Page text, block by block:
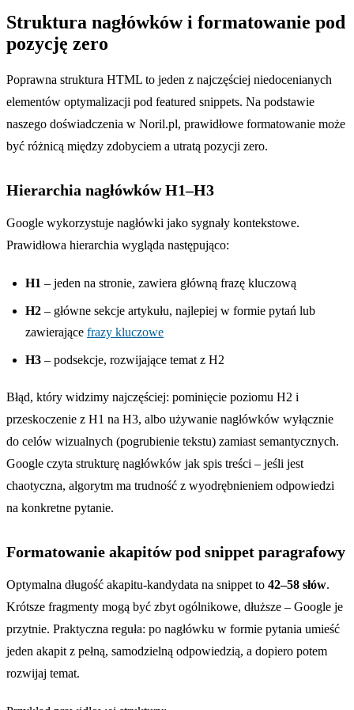
Struktura nagłówków i formatowanie pod
pozycję zero
Poprawna struktura HTML to jeden z najczęściej niedocenianych
elementów optymalizacji pod featured snippets. Na podstawie
naszego doświadczenia w Noril.pl, prawidłowe formatowanie może
być różnicą między zdobyciem a utratą pozycji zero.
Hierarchia nagłówków H1–H3
Google wykorzystuje nagłówki jako sygnały kontekstowe.
Prawidłowa hierarchia wygląda następująco:
H1 – jeden na stronie, zawiera główną frazę kluczową
H2 – główne sekcje artykułu, najlepiej w formie pytań lub
zawierające frazy kluczowe
H3 – podsekcje, rozwijające temat z H2
Błąd, który widzimy najczęściej: pominięcie poziomu H2 i
przeskoczenie z H1 na H3, albo używanie nagłówków wyłącznie
do celów wizualnych (pogrubienie tekstu) zamiast semantycznych.
Google czyta strukturę nagłówków jak spis treści – jeśli jest
chaotyczna, algorytm ma trudność z wyodrębnieniem odpowiedzi
na konkretne pytanie.
Formatowanie akapitów pod snippet paragrafowy
Optymalna długość akapitu-kandydata na snippet to 42–58 słów.
Krótsze fragmenty mogą być zbyt ogólnikowe, dłuższe – Google je
przytnie. Praktyczna reguła: po nagłówku w formie pytania umieść
jeden akapit z pełną, samodzielną odpowiedzią, a dopiero potem
rozwijaj temat.